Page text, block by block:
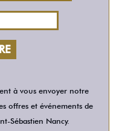
à vous envoyer notre
offres et événements de
Sébastien Nancy.